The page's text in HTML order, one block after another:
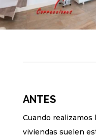
ANTES
Cuando realizamos
viviendas suelen